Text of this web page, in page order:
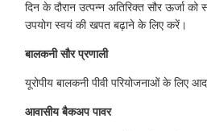
दिन के दौरान उत्पन्न अतिरिक्त सौर ऊर्जा
उपयोग स्वयं की खपत बढ़ाने के लिए करें।
बालकनी सौर प्रणाली
यूरोपीय बालकनी पीवी परियोजनाओं के लिए
आवासीय बैकअप पावर